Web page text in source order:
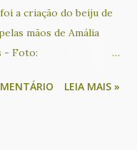
a criação do beiju de
mãos de Amália
- Foto:
e conhecer sua
LEIA MAIS »